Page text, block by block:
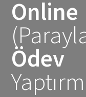
Online
Ödev